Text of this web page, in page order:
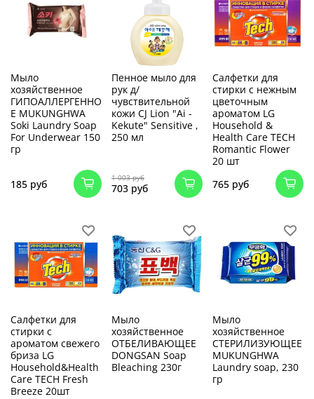
Мыло
хозяйственное
ГИПОАЛЛЕРГЕННО
Е MUKUNGHWA
Soki Laundry Soap
For Underwear 150
гр
185 руб
Пенное мыло для
рук д/
чувствительной
кожи CJ Lion "Ai -
Kekute" Sensitive ,
250 мл
1 003 руб
703 руб
Салфетки для
стирки с нежным
цветочным
ароматом LG
Household &
Health Care TECH
Romantic Flower
20 шт
765 руб
Салфетки для
стирки с
ароматом свежего
бриза LG
Household&Health
Care TECH Fresh
Breeze 20шт
Мыло
хозяйственное
ОТБЕЛИВАЮЩЕЕ
DONGSAN Soap
Bleaching 230г
Мыло
хозяйственное
СТЕРИЛИЗУЮЩЕЕ
MUKUNGHWA
Laundry soap, 230
гр